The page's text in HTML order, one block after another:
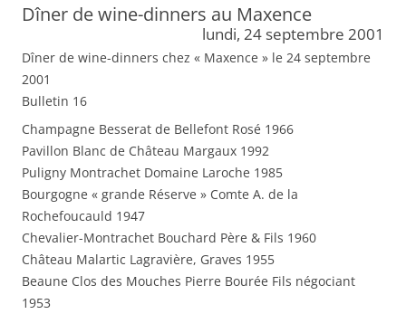
Dîner de wine-dinners au Maxence
lundi, 24 septembre 2001
Dîner de wine-dinners chez « Maxence » le 24 septembre
2001
Bulletin 16
Champagne Besserat de Bellefont Rosé 1966
Pavillon Blanc de Château Margaux 1992
Puligny Montrachet Domaine Laroche 1985
Bourgogne « grande Réserve » Comte A. de la
Rochefoucauld 1947
Chevalier-Montrachet Bouchard Père & Fils 1960
Château Malartic Lagravière, Graves 1955
Beaune Clos des Mouches Pierre Bourée Fils négociant
1953